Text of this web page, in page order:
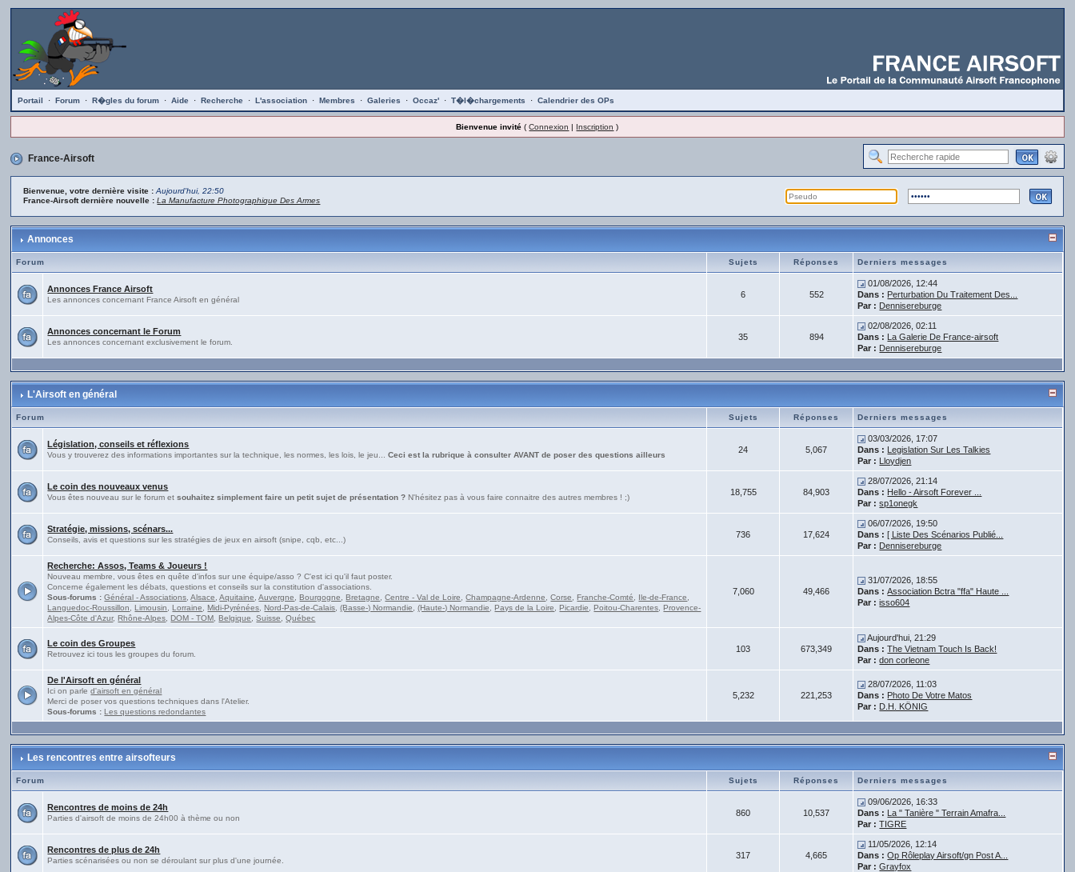
Portail · Forum · R�gles du forum · Aide · Recherche · L'association · Membres · Galeries · Occaz' · T�l�chargements · Calendrier des OPs
Bienvenue invité (Connexion | Inscription )
France-Airsoft
Bienvenue, votre dernière visite :Aujourd'hui, 22:50
France-Airsoft dernière nouvelle :La Manufacture Photographique Des Armes
Annonces
Forum Sujets Réponses Derniers messages
Annonces France Airsoft
Les annonces concernant France Airsoft en général
6 552
01/08/2026, 12:44
Dans : Perturbation Du Traitement Des...
Par : Dennisereburge
Annonces concernant le Forum
Les annonces concernant exclusivement le forum.
35 894
02/08/2026, 02:11
Dans : La Galerie De France-airsoft
Par : Dennisereburge
L'Airsoft en général
Forum Sujets Réponses Derniers messages
Législation, conseils et réflexions
Vous y trouverez des informations importantes sur la technique, les normes, les lois, le jeu...Ceci est la rubrique à consulter AVANT de poser des questions ailleurs
24 5,067
03/03/2026, 17:07
Dans : Legislation Sur Les Talkies
Par : Lloydjen
Le coin des nouveaux venus
Vous êtes nouveau sur le forum etsouhaitez simplement faire un petit sujet de présentation ? N'hésitez pas à vous faire connaitre des autres membres ! ;)
18,755 84,903
28/07/2026, 21:14
Dans : Hello - Airsoft Forever ...
Par : sp1onegk
Stratégie, missions, scénars...
Conseils, avis et questions sur les stratégies de jeux en airsoft (snipe, cqb, etc...)
736 17,624
06/07/2026, 19:50
Dans : [ Liste Des Scénarios Publié...
Par : Dennisereburge
Recherche: Assos, Teams & Joueurs !
Nouveau membre, vous êtes en quête d'infos sur une équipe/asso ? C'est ici qu'il faut poster.
Concerne également les débats, questions et conseils sur la constitution d'associations.
Sous-forums : Général - Associations ,Alsace ,Aquitaine ,Auvergne ,Bourgogne ,Bretagne ,Centre - Val de Loire ,Champagne-Ardenne ,Corse ,Franche-Comté Ile-de-France
Languedoc-Roussillon
,Limousin ,Lorraine ,Midi-Pyrénées ,Nord-Pas-de-Calais ,(Basse-) Normandie ,(Haute-) Normandie ,Pays de la Loire ,Picardie ,Poitou-Charentes ,Provence-
Alpes-Côte d'Azur,Rhône-Alpes ,DOM - TOM ,Belgique ,Suisse ,Québec
7,060 49,466
31/07/2026, 18:55
Dans : Association Bctra "ffa" Haute ...
Par : isso604
Le coin des Groupes
Retrouvez ici tous les groupes du forum.
103 673,349
Aujourd'hui, 21:29
Dans : The Vietnam Touch Is Back!
Par : don corleone
De l'Airsoft en général
Ici on parled'airsoft en général
Merci de poser vos questions techniques dans l'Atelier.
Sous-forums : Les questions redondantes
5,232 221,253
28/07/2026, 11:03
Dans : Photo De Votre Matos
Par : D.H. KÖNIG
Les rencontres entre airsofteurs
Forum Sujets Réponses Derniers messages
Rencontres de moins de 24h
Parties d'airsoft de moins de 24h00 à thème ou non
860 10,537
09/06/2026, 16:33
Dans : La " Tanière " Terrain Amafra...
Par : TIGRE
Rencontres de plus de 24h
Parties scénarisées ou non se déroulant sur plus d'une journée.
317 4,665
11/05/2026, 12:14
Dans : Op Rôleplay Airsoft/gn Post A...
Par : Grayfox